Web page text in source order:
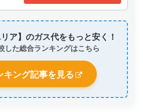
リア】のガス代をもっと安く！
した総合ランキングはこちら
キング記事を見る